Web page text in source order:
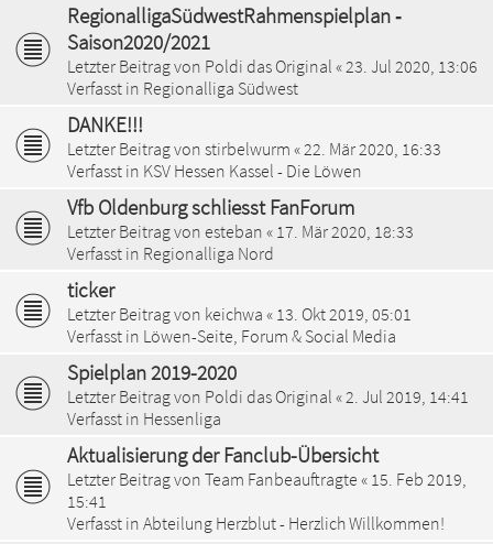
RegionalligaSüdwestRahmenspielplan ‐
Saison2020/2021
Letzter Beitrag von Poldi das Original « 23. Jul 2020, 13:06
Verfasst in Regionalliga Südwest
DANKE!!!
Letzter Beitrag von stirbelwurm « 22. Mär 2020, 16:33
Verfasst in KSV Hessen Kassel - Die Löwen
Vfb Oldenburg schliesst FanForum
Letzter Beitrag von esteban « 17. Mär 2020, 18:33
Verfasst in Regionalliga Nord
ticker
Letzter Beitrag von keichwa « 13. Okt 2019, 05:01
Verfasst in Löwen-Seite, Forum & Social Media
Spielplan 2019-2020
Letzter Beitrag von Poldi das Original « 2. Jul 2019, 14:41
Verfasst in Hessenliga
Aktualisierung der Fanclub-Übersicht
Letzter Beitrag von Team Fanbeauftragte « 15. Feb 2019,
15:41
Verfasst in Abteilung Herzblut - Herzlich Willkommen!